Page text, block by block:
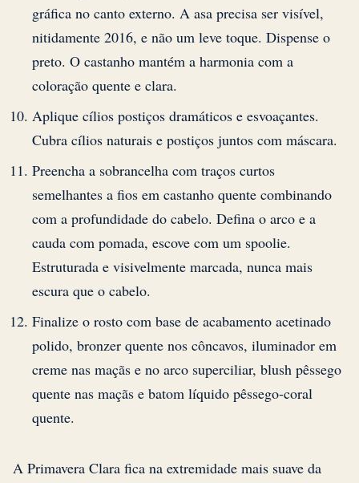
gráfica no canto externo. A asa precisa ser visível,
nitidamente 2016, e não um leve toque. Dispense o
preto. O castanho mantém a harmonia com a
coloração quente e clara.
Aplique cílios postiços dramáticos e esvoaçantes.
Cubra cílios naturais e postiços juntos com máscara.
Preencha a sobrancelha com traços curtos
semelhantes a fios em castanho quente combinando
com a profundidade do cabelo. Defina o arco e a
cauda com pomada, escove com um spoolie.
Estruturada e visivelmente marcada, nunca mais
escura que o cabelo.
Finalize o rosto com base de acabamento acetinado
polido, bronzer quente nos côncavos, iluminador em
creme nas maçãs e no arco superciliar, blush pêssego
quente nas maçãs e batom líquido pêssego-coral
quente.
A Primavera Clara fica na extremidade mais suave da